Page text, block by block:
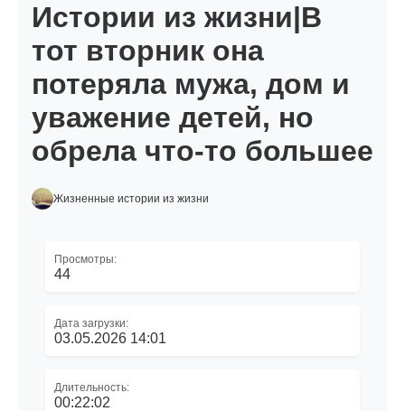
Истории из жизни|В
тот вторник она
потеряла мужа, дом и
уважение детей, но
обрела что-то большее
Жизненные истории из жизни
Просмотры:
44
Дата загрузки:
03.05.2026 14:01
Длительность:
00:22:02